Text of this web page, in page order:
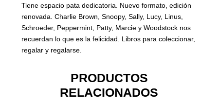
Tiene espacio pata dedicatoria. Nuevo formato, edición
renovada. Charlie Brown, Snoopy, Sally, Lucy, Linus,
Schroeder, Peppermint, Patty, Marcie y Woodstock nos
recuerdan lo que es la felicidad. Libros para coleccionar,
regalar y regalarse.
PRODUCTOS
RELACIONADOS